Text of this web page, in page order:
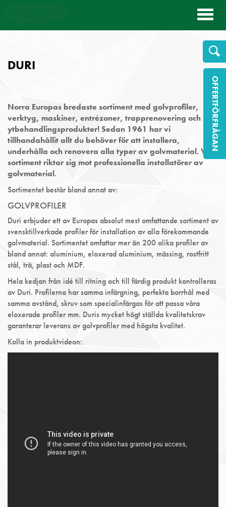
Toggle
OFFERTFÖRFRÅGAN
DURI
Norra Europas bredaste sortiment med golvprofiler,
verktyg, maskiner, entrézoner, trapprenovering och
ytbehandlingsprodukter! Sedan 1961 har vi
tillhandahållit allt du behöver för att installera,
underhålla och renovera alla typer av golvmaterial. Vårt
sortiment riktar sig mot professionella installatörer av
golvmaterial.
Sortimentet består bland annat av:
GOLVPROFILER
Duri erbjuder ett av Europas absolut mest omfattande sortiment av
svensktillverkade profiler för installation av alla förekommande
golvmaterial. Sortimentet omfattar mer än 200 olika profiler av
bland annat: aluminium, eloxerad aluminium, mässing, rostfritt
stål, trä, plast och MDF.
Hela kedjan från idé till ritning och till färdig produkt kontrolleras
av Duri. Profilerna har samma infärgning, perfekta borrhål med
samma avstånd, skruv som specialinfärgas för att passa våra
eloxerade profiler mm. Duris mycket högt ställda kvalitetskrav
garanterar leverans av golvprofiler med högsta kvalitet.
Kolla in produktvideon: